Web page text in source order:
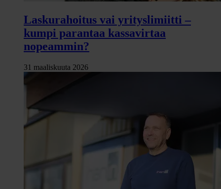
Laskurahoitus vai yrityslimiitti –
kumpi parantaa kassavirtaa
nopeammin?
31 maaliskuuta 2026